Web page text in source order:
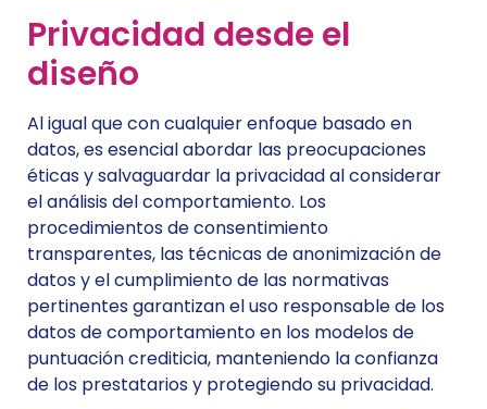
Privacidad desde el
diseño
Al igual que con cualquier enfoque basado en
datos, es esencial abordar las preocupaciones
éticas y salvaguardar la privacidad al considerar
el análisis del comportamiento. Los
procedimientos de consentimiento
transparentes, las técnicas de anonimización de
datos y el cumplimiento de las normativas
pertinentes garantizan el uso responsable de los
datos de comportamiento en los modelos de
puntuación crediticia, manteniendo la confianza
de los prestatarios y protegiendo su privacidad.